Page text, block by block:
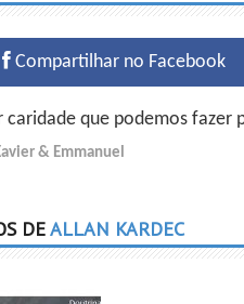
Compartilhar no Facebook
caridade que podemos fazer
& Emmanuel
DEALLAN KARDEC